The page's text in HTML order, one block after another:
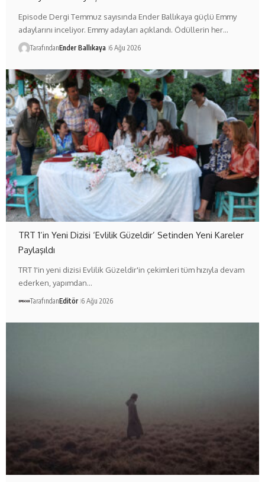
Episode Dergi Temmuz sayısında Ender Ballıkaya güçlü Emmy
adaylarını inceliyor. Emmy adayları açıklandı. Ödüllerin her…
TarafındanEnder Ballıkaya 6 Ağu 2026
TRT 1’in Yeni Dizisi ‘Evlilik Güzeldir’ Setinden Yeni Kareler
Paylaşıldı
TRT 1'in yeni dizisi Evlilik Güzeldir'in çekimleri tüm hızıyla devam
ederken, yapımdan…
TarafındanEditör 6 Ağu 2026